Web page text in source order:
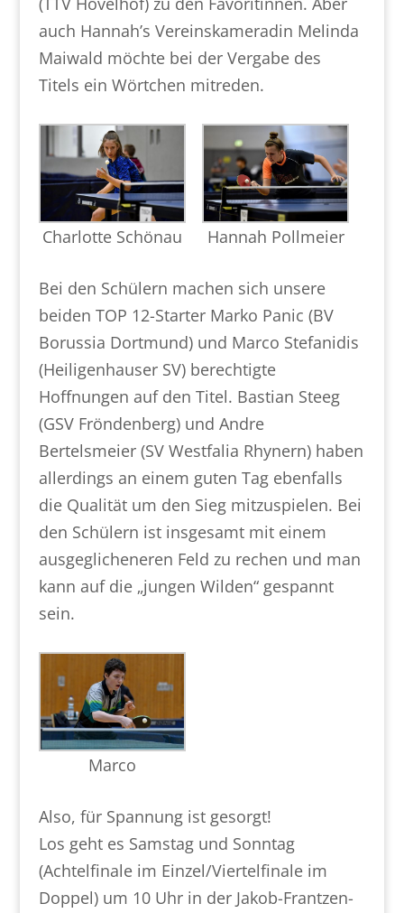
auch Hannah’s Vereinskameradin Melinda
Maiwald möchte bei der Vergabe des
Titels ein Wörtchen mitreden.
Charlotte Schönau Hannah Pollmeier
Bei den Schülern machen sich unsere
beiden TOP 12-Starter Marko Panic (BV
Borussia Dortmund) und Marco Stefanidis
(Heiligenhauser SV) berechtigte
Hoffnungen auf den Titel. Bastian Steeg
(GSV Fröndenberg) und Andre
Bertelsmeier (SV Westfalia Rhynern) haben
allerdings an einem guten Tag ebenfalls
die Qualität um den Sieg mitzuspielen. Bei
den Schülern ist insgesamt mit einem
ausgeglicheneren Feld zu rechen und man
kann auf die „jungen Wilden“ gespannt
sein.
Marco
Also, für Spannung ist gesorgt!
Los geht es Samstag und Sonntag
(Achtelfinale im Einzel/Viertelfinale im
Doppel) um 10 Uhr in der Jakob-Frantzen-